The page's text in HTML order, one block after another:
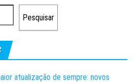
Pesquisar
atualização de sempre: novos